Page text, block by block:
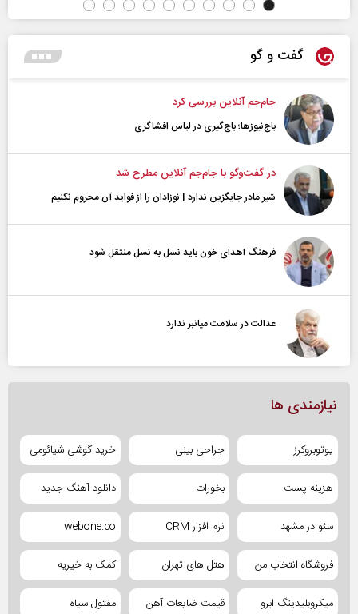
گفت و گو
جام‌جم آنلاین بررسی کرد
باج‌نیوزها؛ باج‌گیری در لباس افشاگری
در گفت‌و‌گو با جام‌جم آنلاین مطرح شد
شیر مادر جایگزین ندارد | نوزادان را از فواید آن محروم نکنیم
فرهنگ اهدای خون باید نسل به نسل منتقل شود
عدالت در سلامت میانبر ندارد
نیازمندی ها
یوتوبروکرز جراحی بینی خرید گوشی شیائومی
هزینه پست بخورات دانلود آهنگ جدید
سئو در مشهد نرم افزار CRM webone.co
فروشگاه انتخاب من هتل های تهران کمک به خیریه
میکروبلیدینگ ابرو قیمت ضایعات آهن مفتول سیاه